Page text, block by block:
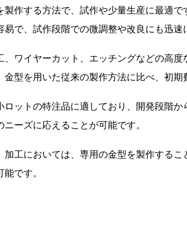
作する方法で、試作や少量生産に最適
で、試作段階での微調整や改良にも迅速
ワイヤーカット、エッチングなどの高
型を用いた従来の製作方法に比べ、初
ロットの特注品に適しており、開発段階
ーズに応えることが可能です。
加工においては、専用の金型を製作する
です。